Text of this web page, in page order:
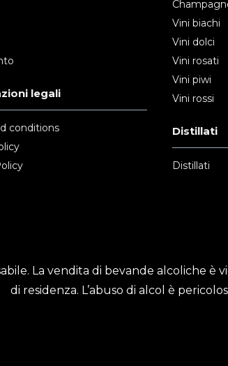
legali
conditions
Vini biachi
Vini dolci
Vini rosati
Vini piwi
Vini rossi
Distillati
Distillati
La vendita di bevande alcoliche è
di residenza. L’abuso di alcol è